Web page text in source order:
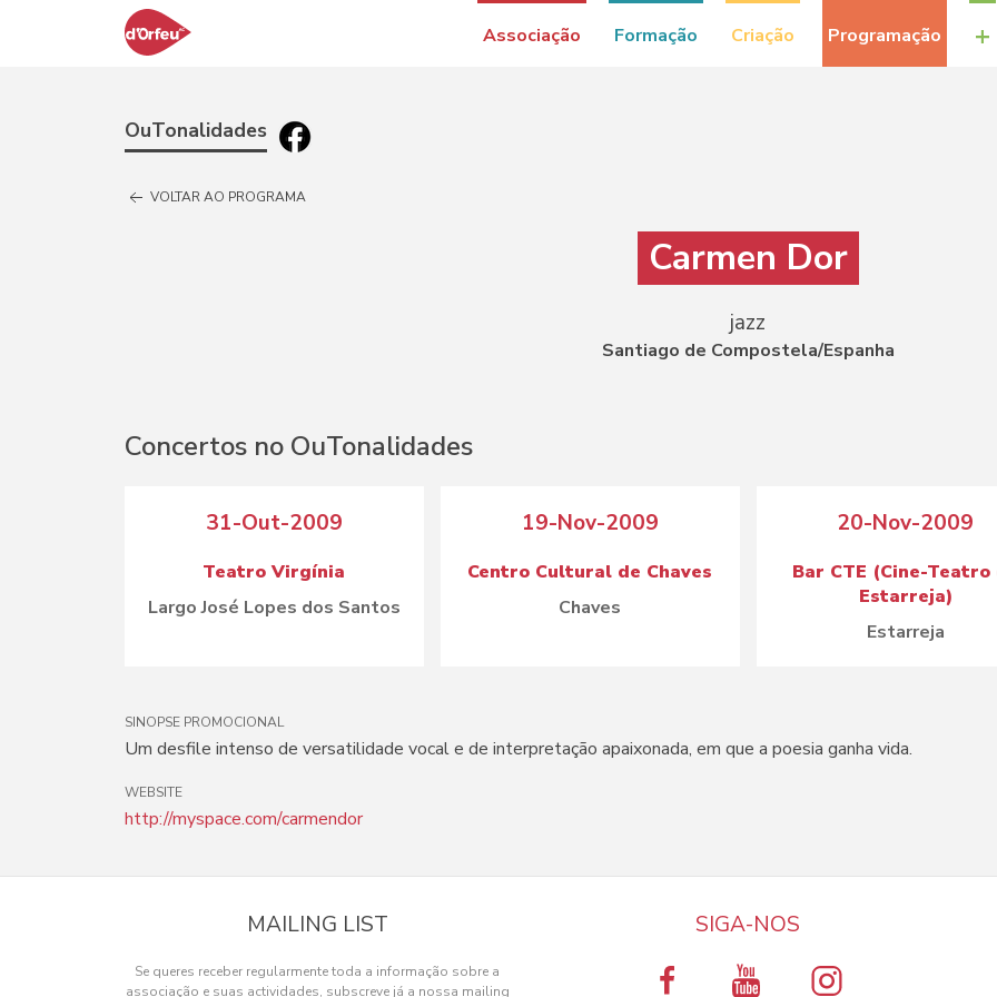
Associação Formação Criação Programação +
OuTonalidades
VOLTAR AO PROGRAMA
Carmen Dor
jazz
Santiago de Compostela/Espanha
Concertos no OuTonalidades
31-Out-2009
Teatro Virgínia
Largo José Lopes dos Santos
19-Nov-2009
Centro Cultural de Chaves
Chaves
20-Nov-2009
Bar CTE (Cine-Teatro
Estarreja)
Estarreja
SINOPSE PROMOCIONAL
Um desfile intenso de versatilidade vocal e de interpretação apaixonada, em que a poesia ganha vida.
WEBSITE
http://myspace.com/carmendor
MAILING LIST
Se queres receber regularmente toda a informação sobre a
associação e suas actividades, subscreve já a nossa mailing
SIGA-NOS